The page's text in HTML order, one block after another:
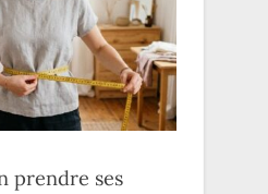
prendre ses